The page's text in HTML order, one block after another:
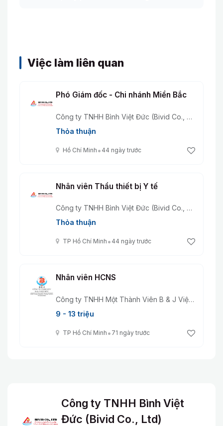
Việc làm liên quan
Phó Giám đốc - Chi nhánh Miền Bắc
Công ty TNHH Bình Việt Đức (Bivid Co., Ltd)
Thỏa thuận
Hồ Chí Minh • 44 ngày trước
Nhân viên Thầu thiết bị Y tế
Công ty TNHH Bình Việt Đức (Bivid Co., Ltd)
Thỏa thuận
TP Hồ Chí Minh • 44 ngày trước
Nhân viên HCNS
Công ty TNHH Một Thành Viên B & J Việt Đức
9 - 13 triệu
TP Hồ Chí Minh • 71 ngày trước
Công ty TNHH Bình Việt
Đức (Bivid Co., Ltd)